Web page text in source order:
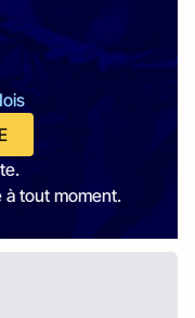
tout moment.